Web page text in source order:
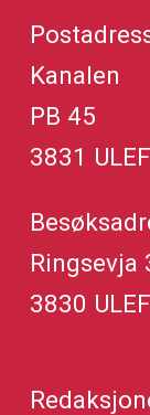
Kanalen
PB 45
3831
Ringsevja
3830